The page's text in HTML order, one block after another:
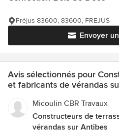
Envoyer
Fréjus 83600, 83600, FREJUS
Avis sélectionnés pour
et fabricants de vérandas
Micoulin CBR Travaux
Constructeurs de
vérandas sur Antibes